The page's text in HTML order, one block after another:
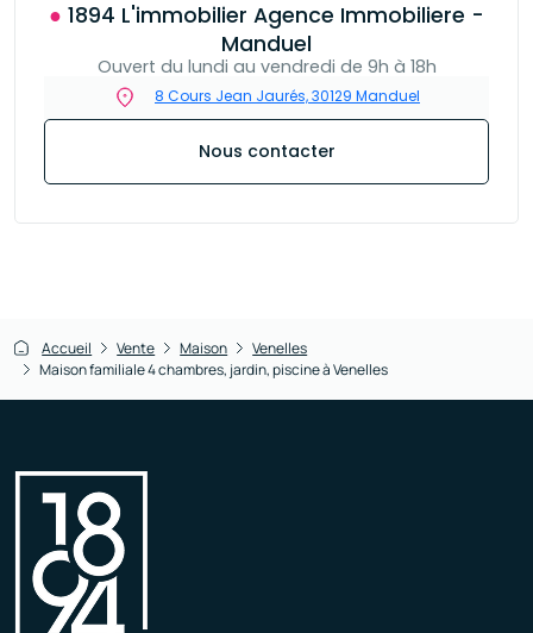
● 1894 L'immobilier Agence Immobiliere -
Manduel
Ouvert du lundi au vendredi de 9h à 18h
8 Cours Jean Jaurés, 30129 Manduel
Nous contacter
Accueil Vente Maison
Venelles
Maison familiale 4 chambres, jardin, piscine à Venelles